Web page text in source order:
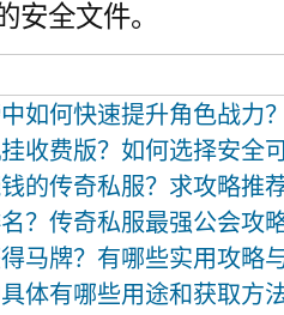
安全文件。
如何快速提升角色战力
收费版？如何选择安全
的传奇私服？求攻略推
？传奇私服最强公会攻
马牌？有哪些实用攻略
体有哪些用途和获取方